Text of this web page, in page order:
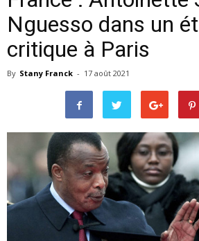
Nguesso dans un
critique à Paris
By Stany Franck - 17 août 2021